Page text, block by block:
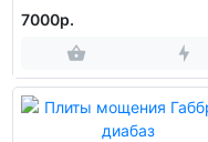
7000р.